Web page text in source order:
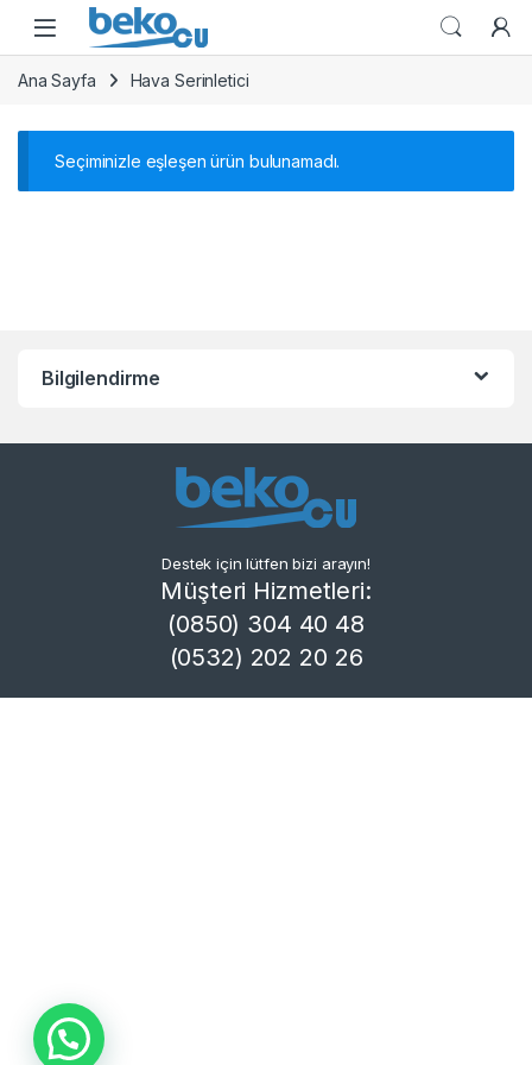
Skip to navigation
Skip to content
Ana Sayfa Hava Serinletici
Seçiminizle eşleşen ürün bulunamadı.
Bilgilendirme
Destek için lütfen bizi arayın!
Müşteri Hizmetleri:
(0850) 304 40 48
(0532) 202 20 26